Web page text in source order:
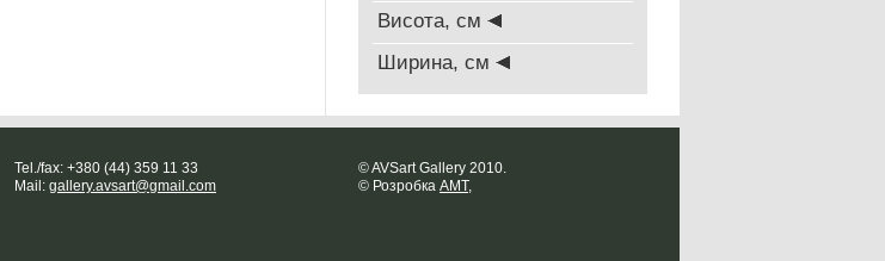
Висота, см
Ширина, см
Tel./fax: +380 (44) 359 11 33
Mail: gallery.avsart@gmail.com
© AVSart Gallery 2010.
© Розробка AMT,